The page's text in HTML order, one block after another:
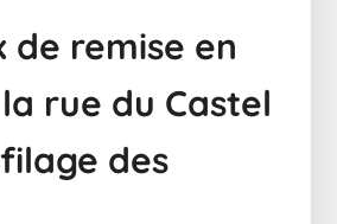
de remise en
rue du Castel
des